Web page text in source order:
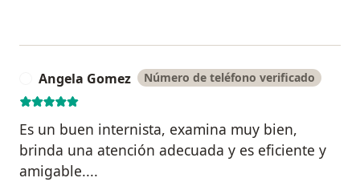
Angela Gomez Número de teléfono verificado
Es un buen internista, examina muy bien,
brinda una atención adecuada y es eficiente y
amigable....